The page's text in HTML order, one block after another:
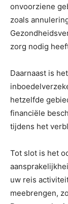
onvoorziene
zoals
zorg nodig
Daarnaast is
hetzelfde
financiële
tijdens het
Tot slot is het
uw reis
meebrengen,